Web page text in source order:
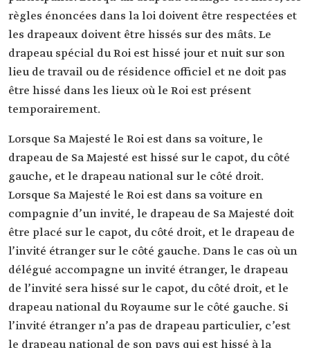
règles énoncées dans la loi doivent être respectées et
les drapeaux doivent être hissés sur des mâts. Le
drapeau spécial du Roi est hissé jour et nuit sur son
lieu de travail ou de résidence officiel et ne doit pas
être hissé dans les lieux où le Roi est présent
temporairement.
Lorsque Sa Majesté le Roi est dans sa voiture, le
drapeau de Sa Majesté est hissé sur le capot, du côté
gauche, et le drapeau national sur le côté droit.
Lorsque Sa Majesté le Roi est dans sa voiture en
compagnie d’un invité, le drapeau de Sa Majesté doit
être placé sur le capot, du côté droit, et le drapeau de
l’invité étranger sur le côté gauche. Dans le cas où un
délégué accompagne un invité étranger, le drapeau
de l’invité sera hissé sur le capot, du côté droit, et le
drapeau national du Royaume sur le côté gauche. Si
l’invité étranger n’a pas de drapeau particulier, c’est
le drapeau national de son pays qui est hissé à la